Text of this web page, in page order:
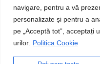
navigare, pentru a vă
personalizate și pentru a
pe „Acceptă tot”, acceptați
urilor. Politica Cookie